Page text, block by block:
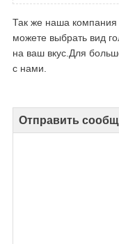
Так же наша компания
можете выбрать вид
на ваш вкус.Для
с нами.
Отправить